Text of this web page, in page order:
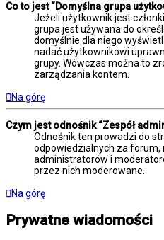
Co to jest “Domyślna grupa
Jeżeli użytkownik jest
grupa jest używana do
domyślnie dla niego
nadać użytkownikowi
grupy. Wówczas można to
zarządzania kontem.
Na górę
Czym jest odnośnik “Zespół
Odnośnik ten prowadzi do
odpowiedzialnych za forum,
administratorów i
przez nich moderowane.
Na górę
Prywatne wiadomości